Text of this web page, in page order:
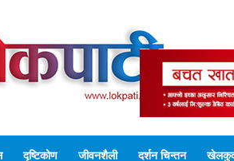
दृष्टिकोण जीवनशैली दर्शन चिन्तन